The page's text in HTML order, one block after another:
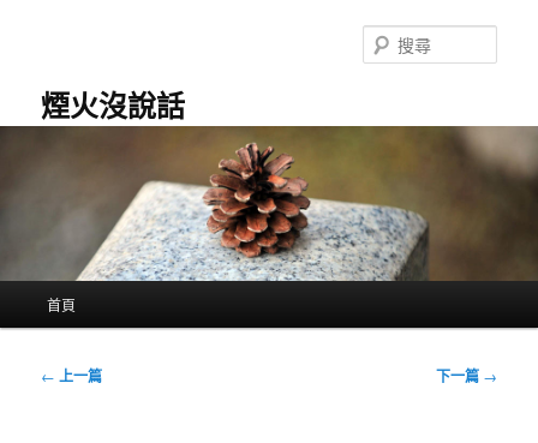
煙火沒說話
尋
首頁
文
← 上一篇 下一篇 →